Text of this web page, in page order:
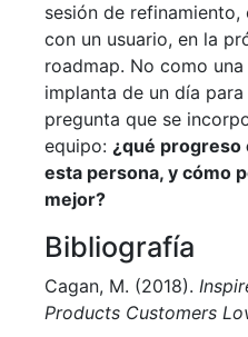
sesión de
con un usuario, en la
roadmap. No como
implanta de un día
pregunta que se
equipo: ¿qué progreso
esta persona, y cómo
mejor?
Bibliografía
Cagan, M. (2018).
Products Customers